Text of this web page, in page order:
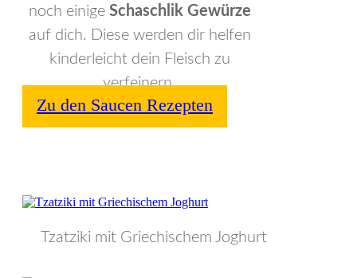
noch einige Schaschlik Gewürze
auf dich. Diese werden dir helfen
kinderleicht dein Fleisch zu
verfeinern.
Zu den Saucen Rezepten
Tzatziki mit Griechischem Joghurt